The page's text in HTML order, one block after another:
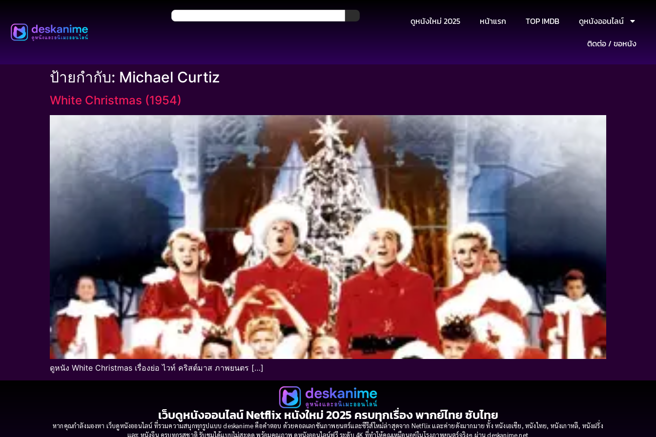
ดูหนังใหม่ 2025 หน้าแรก TOP IMDB
ดูหนังออนไลน์
ติดต่อ / ขอหนัง
ป้ายกำกับ: Michael Curtiz
White Christmas (1954)
ดูหนัง White Christmas เรื่องย่อ ไวท์ คริสต์มาส ภาพยนตร […]
เว็บดูหนังออนไลน์ Netflix หนังใหม่ 2025 ครบทุกเรื่อง พากย์ไทย ซับไทย
หากคุณกำลังมองหา เว็บดูหนังออนไลน์ ที่รวมความสนุกทุกรูปแบบ deskanime คือคำตอบ ด้วยคอลเลกชันภาพยนตร์และซีรีส์ใหม่ล่าสุดจาก Netflix และค่ายดังมากมาย ทั้ง หนังเอเชีย, หนังไทย, หนังเกาหลี, หนังฝรั่ง
และ หนังจีน ครบทุกรสชาติ รับชมได้แบบไม่สะดุด พร้อมคุณภาพ ดูหนังออนไลน์ฟรี ระดับ 4K ที่ทำให้คุณเหมือนอยู่ในโรงภาพยนตร์จริงๆ ผ่าน deskanime.net